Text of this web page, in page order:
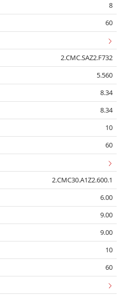
8
60
2.CMC.SAZ2.F732
5.560
8.34
8.34
10
60
2.CMC30.A1Z2.600.1
6.00
9.00
9.00
10
60